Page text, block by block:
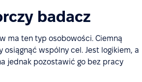
badacz
ma ten typ osobowości. Ciemną
wspólny cel. Jest logikiem, a
jednak pozostawić go bez pracy